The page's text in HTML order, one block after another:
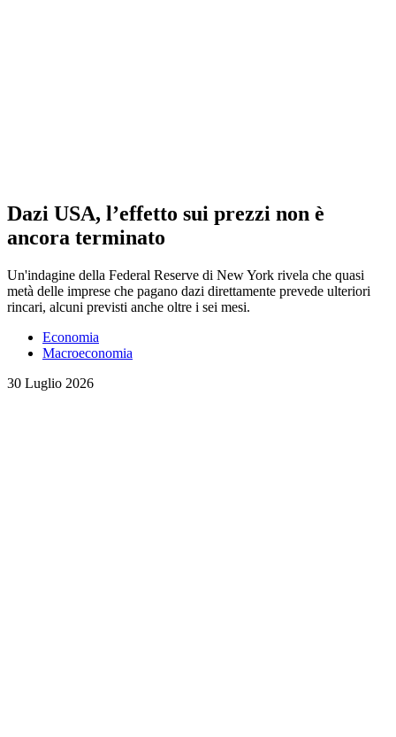
Dazi USA, l’effetto sui prezzi non è
ancora terminato
Un'indagine della Federal Reserve di New York rivela che quasi
metà delle imprese che pagano dazi direttamente prevede ulteriori
rincari, alcuni previsti anche oltre i sei mesi.
Economia
Macroeconomia
30 Luglio 2026